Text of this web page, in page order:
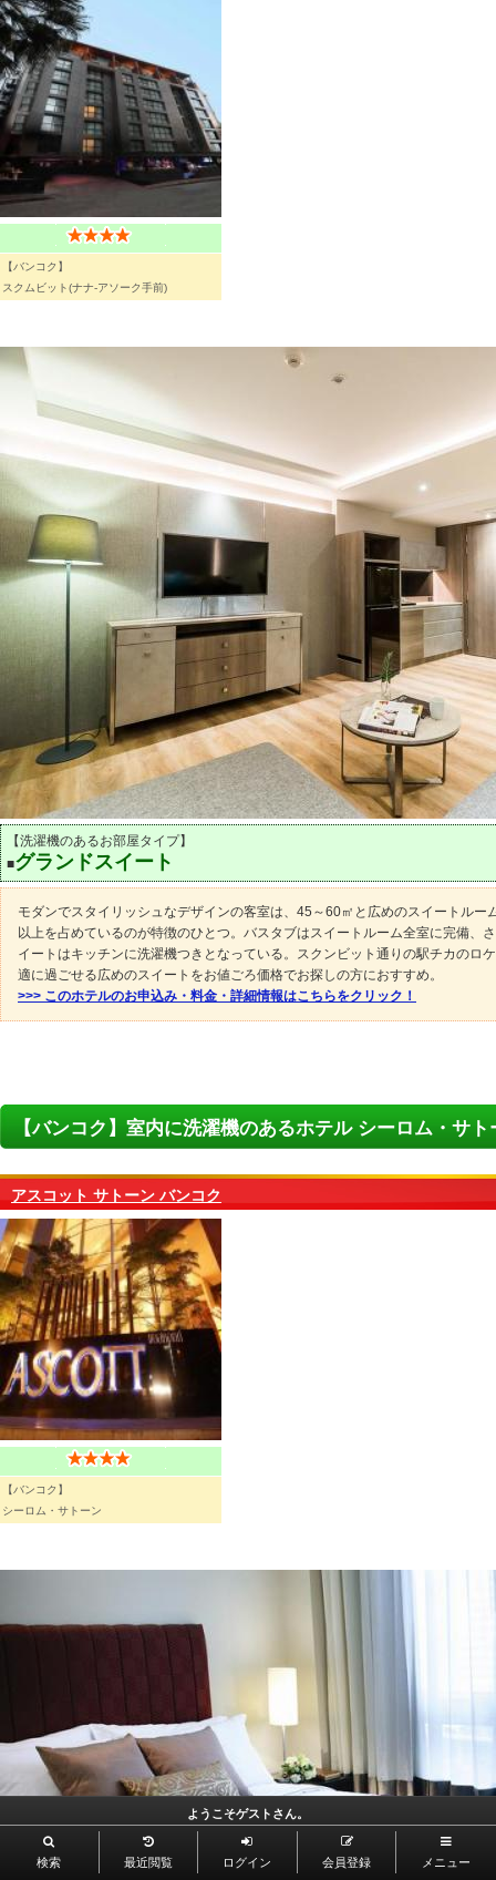
【バンコク】
スクムビット(ナナ-アソーク手前)
【洗濯機のあるお部屋タイプ】
■グランドスイート
モダンでスタイリッシュなデザインの客室は、45～60㎡と広めのスイートルー
以上を占めているのが特徴のひとつ。バスタブはスイートルーム全室に完備、
イートはキッチンに洗濯機つきとなっている。スクンビット通りの駅チカのロ
適に過ごせる広めのスイートをお値ごろ価格でお探しの方におすすめ。
>>> このホテルのお申込み・料金・詳細情報はこちらをクリック！
【バンコク】室内に洗濯機のあるホテル シーロム・サト
アスコット サトーン バンコク
【バンコク】
シーロム・サトーン
ようこそゲストさん。
検索 最近閲覧 ログイン 会員登録 メニュー